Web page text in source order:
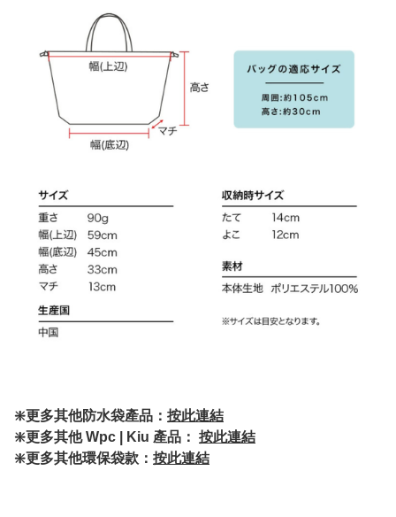
❇️更多其他防水袋產品： 按此連結
❇️更多其他 Wpc | Kiu 產品： 按此連結
❇️更多其他環保袋款： 按此連結